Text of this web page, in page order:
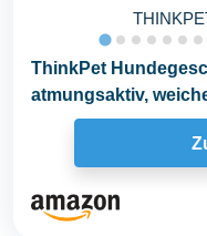
ThinkPet
atmungsaktiv,
Hundemarke...